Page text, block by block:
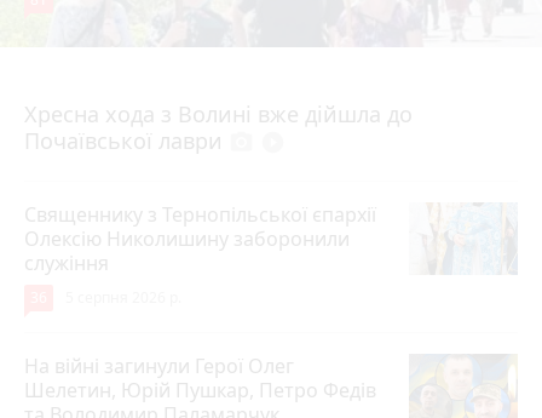
Хресна хода з Волині вже дійшла до
Почаївської лаври
Священнику з Тернопільської єпархії
Олексію Николишину заборонили
служіння
На війні загинули Герої Олег
Шелетин, Юрій Пушкар, Петро Федів